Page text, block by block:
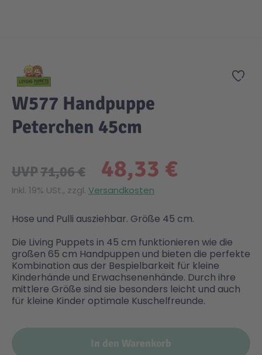
Sicherheit
Krimi / Thriller
Liebesromane
Zeit & Reise
Kuscheltiere
Puppen & Puppenzubehör
Holzspielwaren
Elektronische Spielwaren
Kreativ
Malen & Zeichnen
DC Comics™ Super Heroes
Disney
Friends
Jurassic World™
Harry Potter™
Marvel™ Super Heroes
Minecraft™
Country
Fairies
Figures
Fun Stars
Heroes
Knights
NOVELMORE
Zur
W577 Handpuppe
Peterchen 45cm
48,33 €
UVP71,06 €
Inkl. 19% USt., zzgl. Versandkosten
Hose und Pulli ausziehbar. Größe 45 cm.
Die Living Puppets in 45 cm funktionieren wie die
großen 65 cm Handpuppen und bieten die perfekte
Kombination aus der Bespielbarkeit für kleine
Kinderhände und Erwachsenenhände. Durch ihre
mittlere Größe sind sie besonders leicht und auch
für kleine Kinder optimale Kuschelfreunde.
In den Warenkorb